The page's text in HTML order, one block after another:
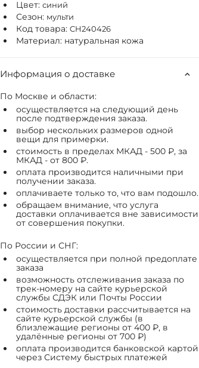
Цвет: синий
Сезон: мульти
Код товара: CH240426
Материал: натуральная кожа
Информация о доставке
По Москве и области:
осуществляется на следующий день
после подтверждения заказа.
выбор нескольких размеров одной
вещи для примерки.
стоимость в пределах МКАД - 500 ₽, за
МКАД - от 800 ₽.
оплата производится наличными при
получении заказа.
оплачиваете только то, что вам подошло.
обращаем внимание, что услуга
доставки оплачивается вне зависимости
от совершения покупки.
По России и СНГ:
осуществляется при полной предоплате
заказа
возможность отслеживания заказа по
трек-номеру на сайте курьерской
службы СДЭК или Почты России
стоимость доставки рассчитывается на
сайте курьерской службы (в
близлежащие регионы от 400 ₽, в
удалённые регионы от 700 ₽)
оплата производится банковской картой
через Систему быстрых платежей